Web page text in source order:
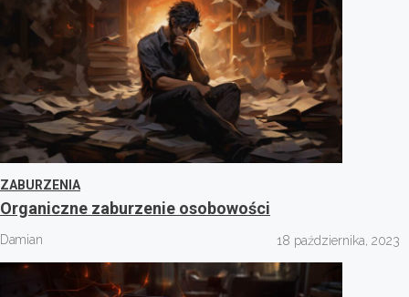
ZABURZENIA
Organiczne zaburzenie osobowości
Damian 18 października, 2023